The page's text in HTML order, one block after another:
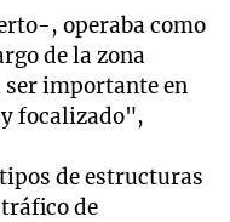
, operaba como
de la zona
importante en
focalizado",
de estructuras
de